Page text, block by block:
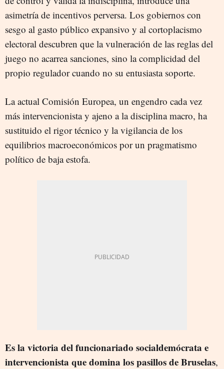
asimetría de incentivos perversa. Los gobiernos con
sesgo al gasto público expansivo y al cortoplacismo
electoral descubren que la vulneración de las reglas del
juego no acarrea sanciones, sino la complicidad del
propio regulador cuando no su entusiasta soporte.
La actual Comisión Europea, un engendro cada vez
más intervencionista y ajeno a la disciplina macro, ha
sustituido el rigor técnico y la vigilancia de los
equilibrios macroeconómicos por un pragmatismo
político de baja estofa.
Es la victoria del funcionariado socialdemócrata e
intervencionista que domina los pasillos de Bruselas,